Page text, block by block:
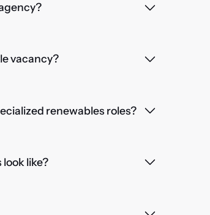
vacancy?
renewables roles?
like?